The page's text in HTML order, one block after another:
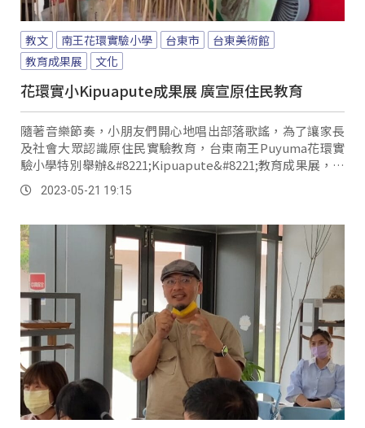
教文 南王花環實驗小學 台東市
台東美術館
教育成果展
文化
花環實小Kipuapute成果展 廣宣原住民教育
隨著音樂節奏，小朋友們開心地唱出部落歌謠，為了讓家長
及社會大眾認識原住民實驗教育，台東南王Puyuma花環實
驗小學特別舉辦&#8221;Kipuapute&#8221;教育成果展，剛
上任的台東縣教育處長蔡美瑤也親自到場主持，並期許孩子
們能透過原住民實驗教育，培養良好的品格態度與自信。
2023-05-21 19:15